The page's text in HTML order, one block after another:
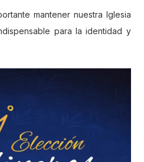
mantener nuestra Iglesia
para la identidad y